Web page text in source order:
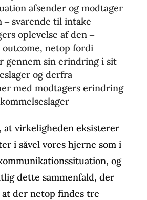
afsender og modtager
‒ svarende til intake
oplevelse af den ‒
outcome, netop fordi
gennem sin erindring i sit
og derfra
med modtagers erindring
at virkeligheden eksisterer
i såvel vores hjerne som i
og
dette sammenfald, der
der netop findes tre